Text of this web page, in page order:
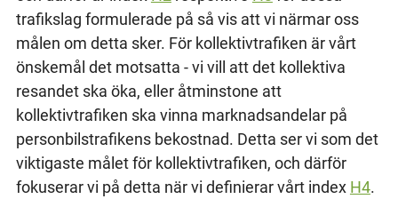
trafikslag formulerade på så vis att vi närmar oss
målen om detta sker. För kollektivtrafiken är vårt
önskemål det motsatta - vi vill att det kollektiva
resandet ska öka, eller åtminstone att
kollektivtrafiken ska vinna marknadsandelar på
personbilstrafikens bekostnad. Detta ser vi som det
viktigaste målet för kollektivtrafiken, och därför
fokuserar vi på detta när vi definierar vårt index H4.